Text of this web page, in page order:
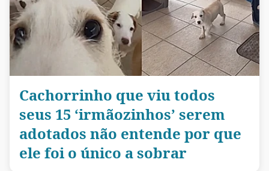
Cachorrinho que viu todos
seus 15 ‘irmãozinhos’ serem
adotados não entende por que
ele foi o único a sobrar